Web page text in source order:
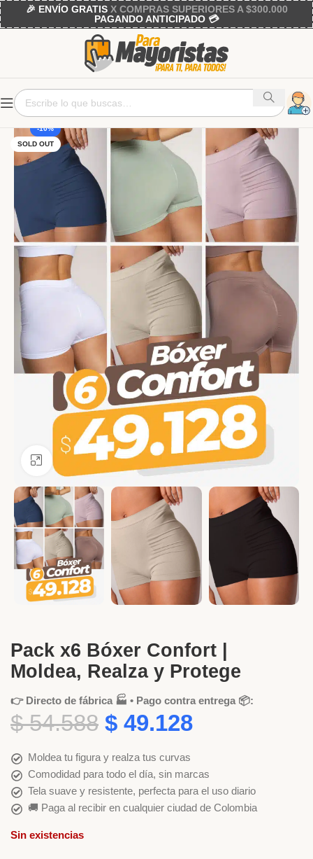
🎉 ENVÍO GRATISX COMPRAS SUPERIORES A $300.000
PAGANDO ANTICIPADO 💳
-10%
SOLD OUT
Ver más grande
Pack x6 Bóxer Confort |
Moldea, Realza y Protege
👉 Directo de fábrica 🏭 • Pago contra entrega 📦:
$54.588 $ 49.128
Moldea tu figura y realza tus curvas
Comodidad para todo el día, sin marcas
Tela suave y resistente, perfecta para el uso diario
🚚 Paga al recibir en cualquier ciudad de Colombia
Sin existencias